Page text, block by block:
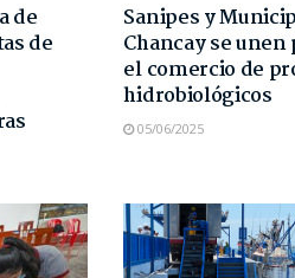
de
de
Sanipes y
Chancay se
el comercio de
hidrobiológicos
05/06/2025